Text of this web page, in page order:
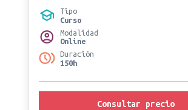
Tipo
Curso
Modalidad
Online
Duración
150h
Consultar precio